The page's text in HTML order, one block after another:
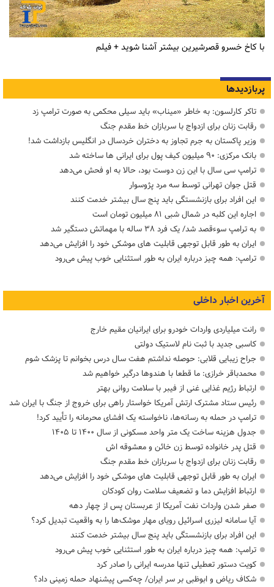
با کاخ خسرو قصرشیرین بیشتر آشنا شوید + فیلم
پربازدیدها
تاکر کارلسون: به خاطر «میناب» باید سیلی محکمی به صورت ترامپ زد
رقابت زنان برای ازدواج با سربازان خط مقدم جنگ
وزیر پاکستان به جرم تجاوز به دختران خردسال در انگلیس بازداشت شد!
بانک مرکزی: ۹۰ میلیون کیف پول برای ایرانی ها ساخته شد
ترامپ سی سال با این زن دوست بود، حالا به او فحش می‌دهد
قتل جوان تهرانی توسط سه مرد پژوسوار
این افراد برای بازنشستگی باید پنج سال بیشتر خدمت کنند
اجاره این کلبه در شمال شبی ۸۱ میلیون تومان است
به ترامپ سوءقصد شد/ یک فرد ۳۸ ساله با مهماتش دستگیر شد
ایران به طور قابل توجهی قابلیت های موشکی خود را افزایش می‌دهد
ترامپ: همه چیز درباره ایران به طور استثنایی خوب پیش می‌رود
آخرین اخبار داخلی
رانت میلیاردی واردات خودرو برای ایرانیان مقیم خارج
کاسبی جدید با ثبت نام لاستیک دولتی
جراح زیبایی قلابی: حوصله نداشتم هفت سال درس بخوانم تا پزشک شوم
محمدباقر خرازی: ما قطعا با هندوها درگیر خواهیم شد
ارتباط رژیم غذایی غنی از فیبر با سلامت روانی بهتر
رئیس ستاد مشترک ارتش آمریکا خواستار راهی برای خروج از جنگ با ایران شد
ترامپ در حمله‌ به رسانه‌ها، ناخواسته یک افشای محرمانه را تأیید کرد!
جدول هزینه ساخت یک متر واحد مسکونی از سال ۱۴۰۰ تا ۱۴۰۵
قتل پدر خانواده توسط زن خائن و معشوقه اش
رقابت زنان برای ازدواج با سربازان خط مقدم جنگ
ایران به طور قابل توجهی قابلیت های موشکی خود را افزایش می‌دهد
ارتباط افزایش دما و تضعیف سلامت روان کودکان
صفر شدن واردات نفت آمریکا از عربستان پس از چهار دهه
آیا سامانه لیزری اسرائیل رویای مهار موشک‌ها را به واقعیت تبدیل کرد؟
این افراد برای بازنشستگی باید پنج سال بیشتر خدمت کنند
ترامپ: همه چیز درباره ایران به طور استثنایی خوب پیش می‌رود
کویت دستور تعطیلی تنها مدرسه ایرانی را صادر کرد
شکاف ریاض و ابوظبی بر سر ایران/ چه‌کسی پیشنهاد حمله زمینی داد؟